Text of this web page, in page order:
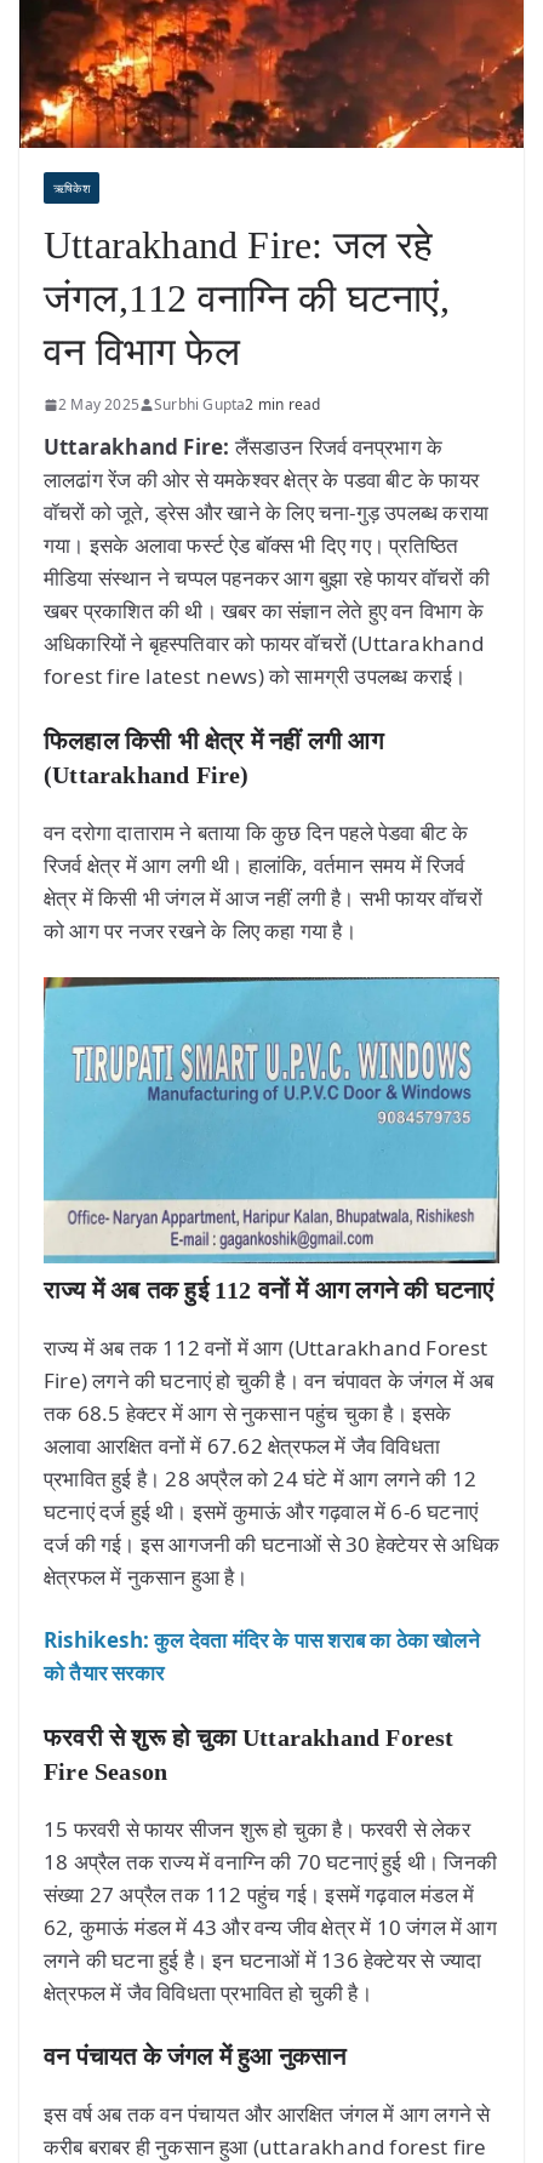
ऋषिकेश
Uttarakhand Fire: जल रहे
जंगल,112 वनाग्नि की घटनाएं,
वन विभाग फेल
2 May 2025 Surbhi Gupta2 min read
Uttarakhand Fire: लैंसडाउन रिजर्व वनप्रभाग के
लालढांग रेंज की ओर से यमकेश्वर क्षेत्र के पडवा बीट के फायर
वॉचरों को जूते, ड्रेस और खाने के लिए चना-गुड़ उपलब्ध कराया
गया। इसके अलावा फर्स्ट ऐड बॉक्स भी दिए गए। प्रतिष्ठित
मीडिया संस्थान ने चप्पल पहनकर आग बुझा रहे फायर वॉचरों की
खबर प्रकाशित की थी। खबर का संज्ञान लेते हुए वन विभाग के
अधिकारियों ने बृहस्पतिवार को फायर वॉचरों (Uttarakhand
forest fire latest news) को सामग्री उपलब्ध कराई।
फिलहाल किसी भी क्षेत्र में नहीं लगी आग
(Uttarakhand Fire)
वन दरोगा दाताराम ने बताया कि कुछ दिन पहले पेडवा बीट के
रिजर्व क्षेत्र में आग लगी थी। हालांकि, वर्तमान समय में रिजर्व
क्षेत्र में किसी भी जंगल में आज नहीं लगी है। सभी फायर वॉचरों
को आग पर नजर रखने के लिए कहा गया है।
राज्य में अब तक हुई 112 वनों में आग लगने की घटनाएं
राज्य में अब तक 112 वनों में आग (Uttarakhand Forest
Fire) लगने की घटनाएं हो चुकी है। वन चंपावत के जंगल में अब
तक 68.5 हेक्टर में आग से नुकसान पहुंच चुका है। इसके
अलावा आरक्षित वनों में 67.62 क्षेत्रफल में जैव विविधता
प्रभावित हुई है। 28 अप्रैल को 24 घंटे में आग लगने की 12
घटनाएं दर्ज हुई थी। इसमें कुमाऊं और गढ़वाल में 6-6 घटनाएं
दर्ज की गई। इस आगजनी की घटनाओं से 30 हेक्टेयर से अधिक
क्षेत्रफल में नुकसान हुआ है।
Rishikesh: कुल देवता मंदिर के पास शराब का ठेका खोलने
को तैयार सरकार
फरवरी से शुरू हो चुका Uttarakhand Forest
Fire Season
15 फरवरी से फायर सीजन शुरू हो चुका है। फरवरी से लेकर
18 अप्रैल तक राज्य में वनाग्नि की 70 घटनाएं हुई थी। जिनकी
संख्या 27 अप्रैल तक 112 पहुंच गई। इसमें गढ़वाल मंडल में
62, कुमाऊं मंडल में 43 और वन्य जीव क्षेत्र में 10 जंगल में आग
लगने की घटना हुई है। इन घटनाओं में 136 हेक्टेयर से ज्यादा
क्षेत्रफल में जैव विविधता प्रभावित हो चुकी है।
वन पंचायत के जंगल में हुआ नुकसान
इस वर्ष अब तक वन पंचायत और आरक्षित जंगल में आग लगने से
करीब बराबर ही नुकसान हुआ (uttarakhand forest fire